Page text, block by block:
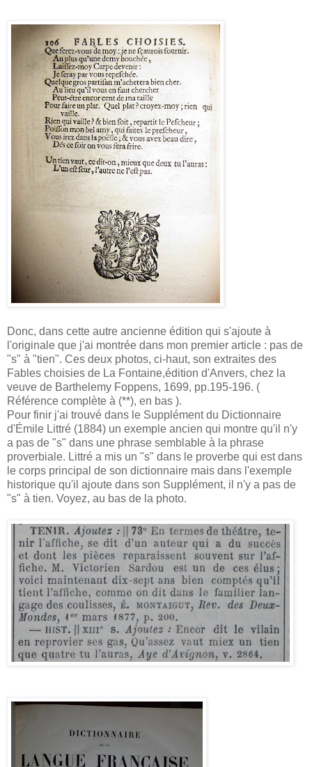
Donc, dans cette autre ancienne édition qui s'ajoute à
l'originale que j'ai montrée dans mon premier article : pas de
"s" à "tien". Ces deux photos, ci-haut, son extraites des
Fables choisies de La Fontaine,édition d'Anvers, chez la
veuve de Barthelemy Foppens, 1699, pp.195-196. (
Référence complète à (**), en bas ).
Pour finir j'ai trouvé dans le Supplément du Dictionnaire
d'Émile Littré (1884) un exemple ancien qui montre qu'il n'y
a pas de "s" dans une phrase semblable à la phrase
proverbiale. Littré a mis un "s" dans le proverbe qui est dans
le corps principal de son dictionnaire mais dans l'exemple
historique qu'il ajoute dans son Supplément, il n'y a pas de
"s" à tien. Voyez, au bas de la photo.